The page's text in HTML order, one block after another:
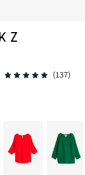
Z
(137)